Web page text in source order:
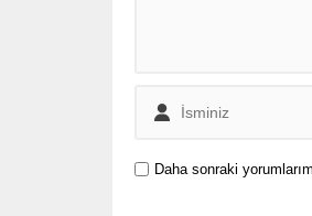
Daha sonraki